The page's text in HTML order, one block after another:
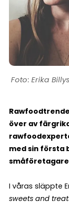
Erika
över av
med sin första
I våras släppte
sweets and